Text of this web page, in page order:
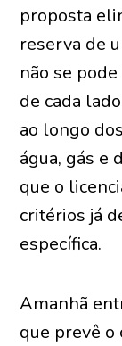
proposta
reserva de
não se
de cada
ao longo
água, gás e
que o
critérios já
específica.
Amanhã
que prevê o